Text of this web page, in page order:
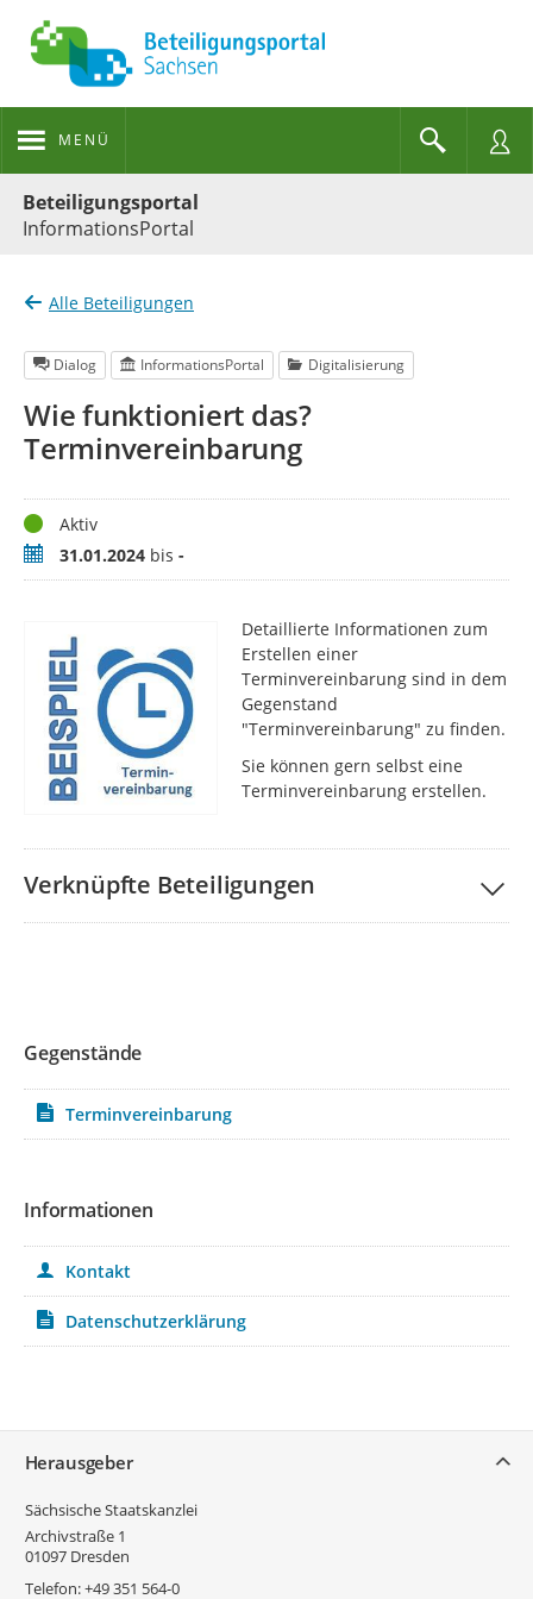
MENÜ
Beteiligungsportal
InformationsPortal
Alle Beteiligungen
Dialog InformationsPortal Digitalisierung
Wie funktioniert das?
Terminvereinbarung
StatusAktiv
Zeitraum31.01.2024 bis -
Detaillierte Informationen zum
Erstellen einer
Terminvereinbarung sind in dem
Gegenstand
"Terminvereinbarung" zu finden.
Sie können gern selbst eine
Terminvereinbarung erstellen.
Verknüpfte Beteiligungen
Gegenstände
Terminvereinbarung
Informationen
Kontakt
Datenschutzerklärung
Herausgeber
Sächsische Staatskanzlei
Archivstraße 1
01097 Dresden
Telefon:+49 351 564-0